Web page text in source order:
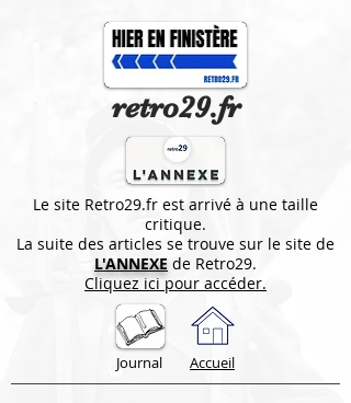
retro29.fr
Le site Retro29.fr est arrivé à une taille
critique.
La suite des articles se trouve sur le site de
L'ANNEXE de Retro29.
Cliquez ici pour accéder.
Journal Accueil